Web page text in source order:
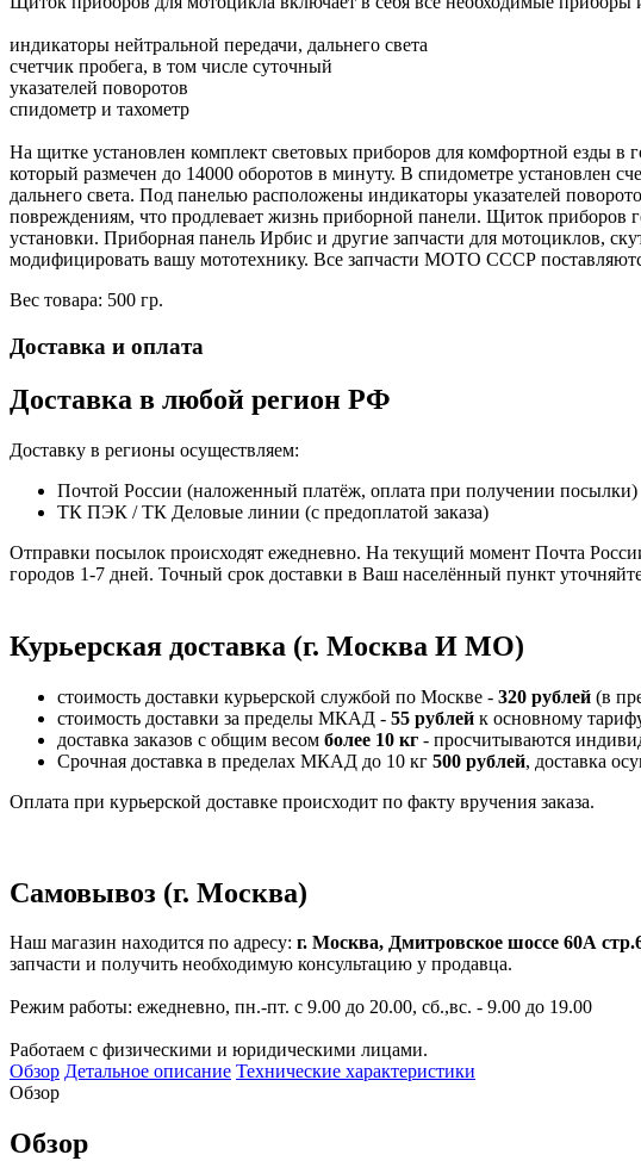
индикаторы нейтральной передачи, дальнего света
счетчик пробега, в том числе суточный
указателей поворотов
спидометр и тахометр
На щитке установлен комплект световых приборов для комфортной езды в
который размечен до 14000 оборотов в минуту. В спидометре установлен
дальнего света. Под панелью расположены индикаторы указателей
повреждениям, что продлевает жизнь приборной панели. Щиток приборов
установки. Приборная панель Ирбис и другие запчасти для мотоциклов,
модифицировать вашу мототехнику. Все запчасти МОТО СССР
Вес товара: 500 гр.
Доставка и оплата
Доставка в любой регион РФ
Доставку в регионы осуществляем:
Почтой России (наложенный платёж, оплата при получении посылки)
ТК ПЭК / ТК Деловые линии (с предоплатой заказа)
Отправки посылок происходят ежедневно. На текущий момент Почта
городов 1-7 дней. Точный срок доставки в Ваш населённый пункт
Курьерская доставка (г. Москва И МО)
стоимость доставки курьерской службой по Москве - 320 рублей (в
стоимость доставки за пределы МКАД - 55 рублей к основному
доставка заказов с общим весом более 10 кг - просчитываются
Срочная доставка в пределах МКАД до 10 кг 500 рублей, доставка
Оплата при курьерской доставке происходит по факту вручения заказа.
Самовывоз (г. Москва)
Наш магазин находится по адресу: г. Москва, Дмитровское шоссе 60А
запчасти и получить необходимую консультацию у продавца.
Режим работы: ежедневно, пн.-пт. с 9.00 до 20.00, сб.,вс. - 9.00 до 19.00
Работаем с физическими и юридическими лицами.
Обзор Детальное описание Технические характеристики
Обзор
Обзор